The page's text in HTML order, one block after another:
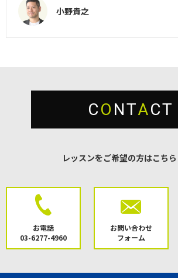
小野貴之
CO NTACT
レッスンをご希望の方はこちら
お電話
03-6277-4960
お問い合わせ
フォーム